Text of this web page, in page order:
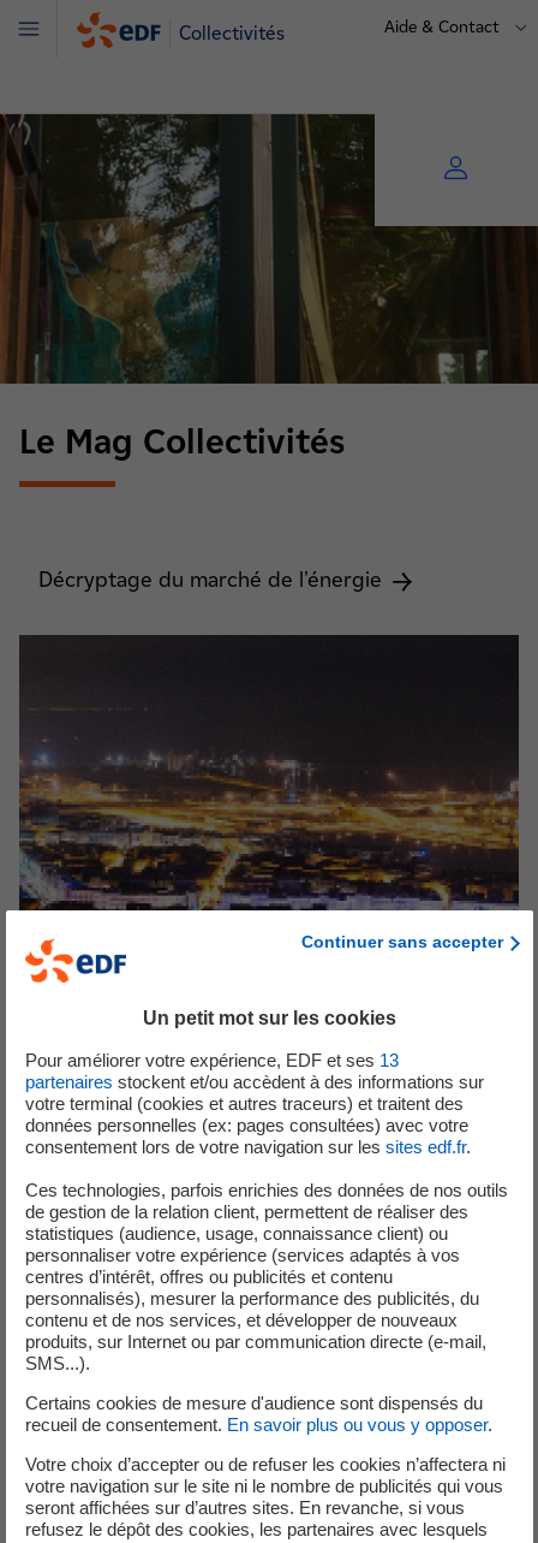
Collectivités Aide & Contact
Menu
Le Mag Collectivités
Décryptage du marché de l'énergie
Stratégie énergétique territoriale
Continuer sans accepter
Un petit mot sur les cookies
Pour améliorer votre expérience, EDF et ses 13
partenaires stockent et/ou accèdent à des informations sur
votre terminal (cookies et autres traceurs) et traitent des
données personnelles (ex: pages consultées) avec votre
consentement lors de votre navigation sur les sites edf.fr.
Ces technologies, parfois enrichies des données de nos outils
de gestion de la relation client, permettent de réaliser des
statistiques (audience, usage, connaissance client) ou
personnaliser votre expérience (services adaptés à vos
centres d’intérêt, offres ou publicités et contenu
personnalisés), mesurer la performance des publicités, du
contenu et de nos services, et développer de nouveaux
produits, sur Internet ou par communication directe (e-mail,
SMS...).
Certains cookies de mesure d'audience sont dispensés du
recueil de consentement. En savoir plus ou vous y opposer.
Votre choix d’accepter ou de refuser les cookies n’affectera ni
votre navigation sur le site ni le nombre de publicités qui vous
seront affichées sur d’autres sites. En revanche, si vous
refusez le dépôt des cookies, les partenaires avec lesquels